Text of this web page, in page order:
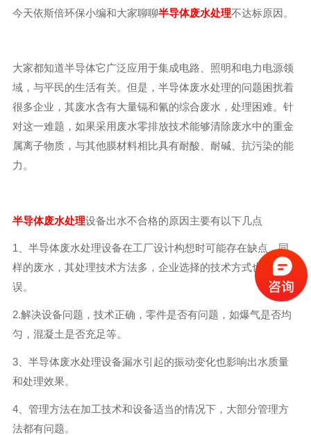
今天依斯倍环保小编和大家聊聊半导体废水处理不达标原因。
大家都知道半导体它广泛应用于集成电路、照明和电力电源领
域，与平民的生活有关。但是，半导体废水处理的问题困扰着
很多企业，其废水含有大量镉和氰的综合废水，处理困难。针
对这一难题，如果采用废水零排放技术能够清除废水中的重金
属离子物质，与其他膜材料相比具有耐酸、耐碱、抗污染的能
力。
半导体废水处理设备出水不合格的原因主要有以下几点
1、半导体废水处理设备在工厂设计构想时可能存在缺点，同
样的废水，其处理技术方法多，企业选择的技术方式也可能错
误。
2.解决设备问题，技术正确，零件是否有问题，如爆气是否均
匀，混凝土是否充足等。
3、半导体废水处理设备漏水引起的振动变化也影响出水质量
和处理效果。
4、管理方法在加工技术和设备适当的情况下，大部分管理方
法都有问题。